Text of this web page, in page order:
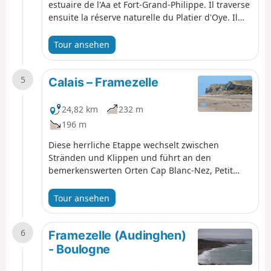
estuaire de l'Aa et Fort-Grand-Philippe. Il traverse
ensuite la réserve naturelle du Platier d'Oye. Il
l'intérieur des terres et arrive au Centre Jules
Ferry. Il rejoint ensuite le Centre de Calais.
Tour ansehen
5 Calais – Framezelle
24,82 km
232 m
196 m
Diese herrliche Etappe wechselt zwischen
Stränden und Klippen und führt an den
bemerkenswerten Orten Cap Blanc-Nez, Petit
endet am Cap Gris-Nez.
Tour ansehen
6
Framezelle (Audinghen)
- Boulogne